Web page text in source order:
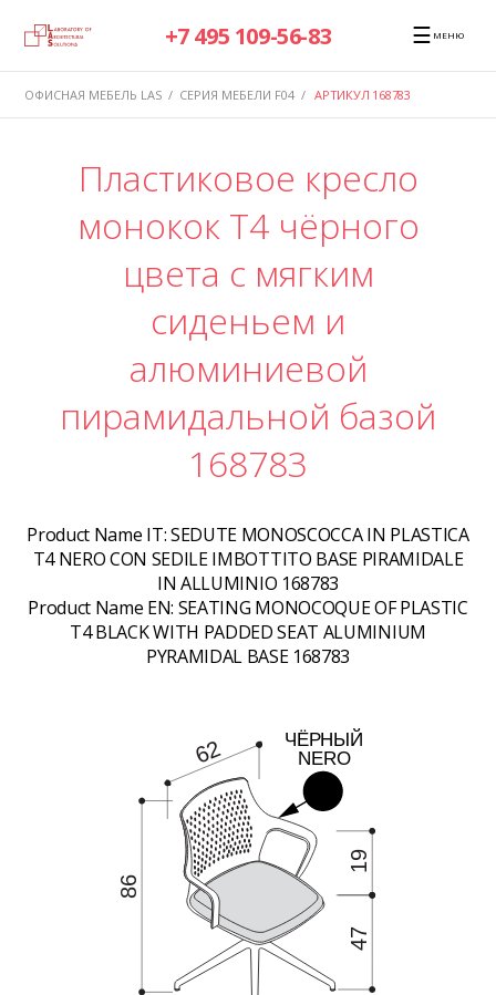
+7 495 109-56-83 ☰ МЕНЮ
ОФИСНАЯ МЕБЕЛЬ LAS / СЕРИЯ МЕБЕЛИ F04 / АРТИКУЛ 168783
Пластиковое кресло
монокок T4 чёрного
цвета с мягким
сиденьем и
алюминиевой
пирамидальной базой
168783
Product Name IT:SEDUTE MONOSCOCCA IN PLASTICA
T4 NERO CON SEDILE IMBOTTITO BASE PIRAMIDALE
IN ALLUMINIO 168783
Product Name EN: SEATING MONOCOQUE OF PLASTIC
T4 BLACK WITH PADDED SEAT ALUMINIUM
PYRAMIDAL BASE 168783